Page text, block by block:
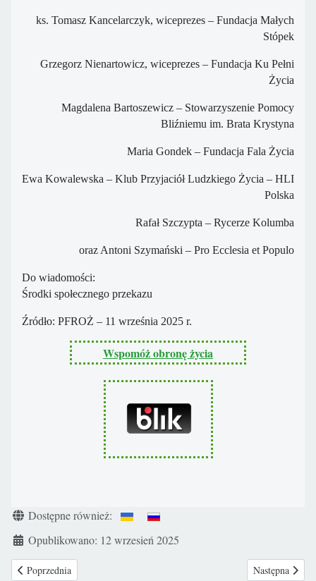
ks. Tomasz Kancelarczyk, wiceprezes – Fundacja Małych
Stópek
Grzegorz Nienartowicz, wiceprezes – Fundacja Ku Pełni
Życia
Magdalena Bartoszewicz – Stowarzyszenie Pomocy
Bliźniemu im. Brata Krystyna
Maria Gondek – Fundacja Fala Życia
Ewa Kowalewska – Klub Przyjaciół Ludzkiego Życia – HLI
Polska
Rafał Szczypta – Rycerze Kolumba
oraz Antoni Szymański – Pro Ecclesia et Populo
Do wiadomości:
Środki społecznego przekazu
Źródło: PFROŻ – 11 września 2025 r.
Wspomóż obronę życia
Szczegóły
Dostępne również:
Opublikowano: 12 wrzesień 2025
Poprzednia strona: „Nie »chrzcijcie« edukacji zdrowotnej”. Magdalena
Poprzednia Następna
Następna